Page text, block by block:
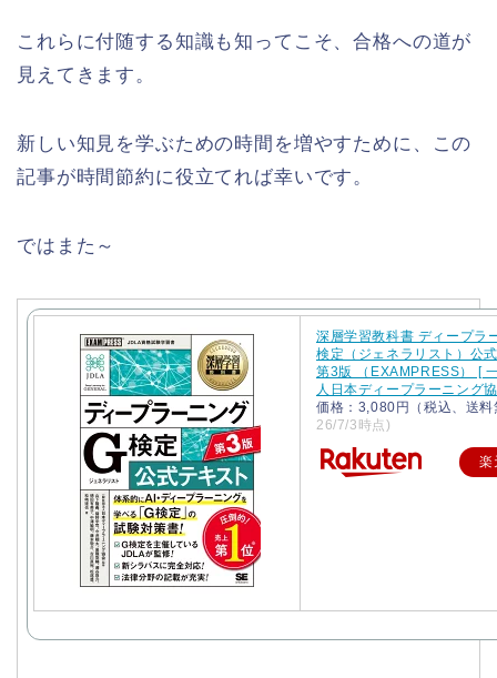
これらに付随する知識も知ってこそ、合格への道が
見えてきます。
新しい知見を学ぶための時間を増やすために、この
記事が時間節約に役立てれば幸いです。
ではまた～
深層学習教科書 ディープラ
検定（ジェネラリスト）公
第3版 （EXAMPRESS） [
人日本ディープラーニング
価格：3,080円（税込、送
26/7/3時点)
楽